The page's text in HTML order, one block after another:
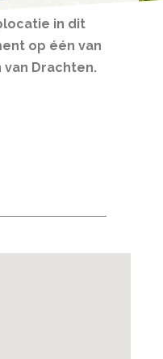
in dit
op één van
Drachten.